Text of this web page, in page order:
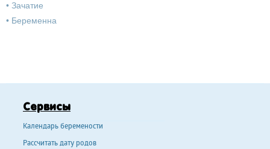
• Зачатие
• Беременна
Сервисы
Календарь беремености
Рассчитать дату родов